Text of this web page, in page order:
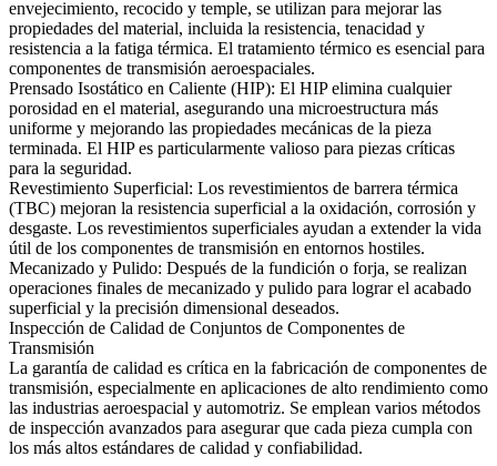
envejecimiento, recocido y temple, se utilizan para mejorar las
propiedades del material, incluida la resistencia, tenacidad y
resistencia a la fatiga térmica. El tratamiento térmico es esencial para
componentes de transmisión aeroespaciales.
Prensado Isostático en Caliente (HIP): El HIPelimina cualquier
porosidad en el material, asegurando una microestructura más
uniforme y mejorando las propiedades mecánicas de la pieza
terminada. El HIPes particularmente valioso para piezas críticas
para la seguridad.
Revestimiento Superficial: Los revestimientos de barrera térmica
(TBC) mejoran la resistencia superficial a la oxidación, corrosión y
desgaste. Los revestimientos superficiales ayudan a extender la vida
útil de los componentes de transmisión en entornos hostiles.
Mecanizado y Pulido: Después de la fundición o forja, se realizan
operaciones finales de mecanizado y pulido para lograr el acabado
superficial y la precisión dimensional deseados.
Inspección de Calidad de Conjuntos de Componentes de
Transmisión
La garantía de calidad es crítica en la fabricación de componentes de
transmisión, especialmente en aplicaciones de alto rendimiento como
las industrias aeroespacial y automotriz. Se emplean varios métodos
de inspección avanzados para asegurar que cada pieza cumpla con
los más altos estándares de calidad y confiabilidad.